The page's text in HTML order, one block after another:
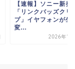
【速報】ソニー新発
「リンクバッズクリ
プ」イヤフォンが生
変...
2026年1